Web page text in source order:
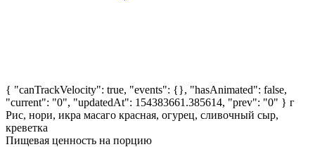
{ "canTrackVelocity": true, "events": {}, "hasAnimated": false,
"current": "0", "updatedAt": 154383661.385614, "prev": "0" } г
Рис, нори, икра масаго красная, огурец, сливочный сыр,
креветка
Пищевая ценность на порцию